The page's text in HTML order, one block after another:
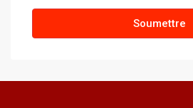
12
Août
13
Soumettre